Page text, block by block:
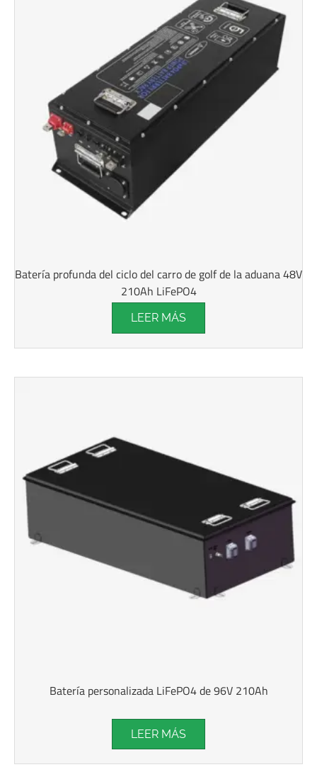
Batería profunda del ciclo del carro de golf de la aduana 48V
210Ah LiFePO4
LEER MÁS
Batería personalizada LiFePO4 de 96V 210Ah
LEER MÁS